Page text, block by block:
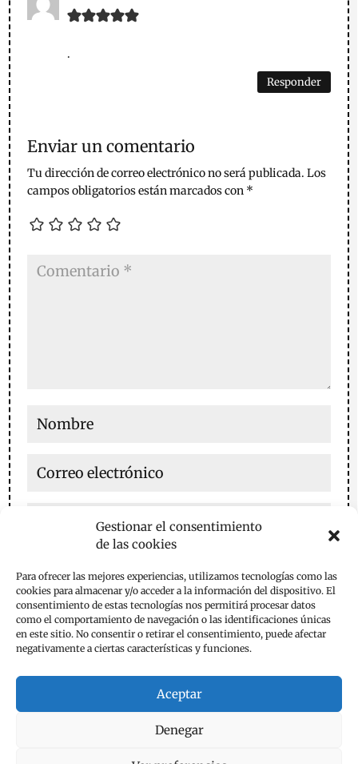
Gestionar el consentimiento
de las cookies
Para ofrecer las mejores experiencias, utilizamos tecnologías como las
cookies para almacenar y/o acceder a la información del dispositivo. El
consentimiento de estas tecnologías nos permitirá procesar datos
como el comportamiento de navegación o las identificaciones únicas
en este sitio. No consentir o retirar el consentimiento, puede afectar
negativamente a ciertas características y funciones.
Aceptar
Denegar
.
Responder
Enviar un comentario
Tu dirección de correo electrónico no será publicada. Los
campos obligatorios están marcados con *
navegador para la próxima vez que comente.
Enviar comentario